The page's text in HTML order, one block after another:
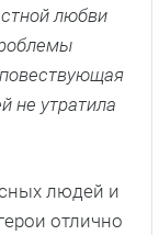
любви
не утратила
людей и
отлично